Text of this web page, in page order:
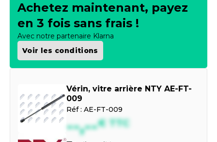
Achetez maintenant, payez
en 3 fois sans frais !
Avec notre partenaire Klarna
Voir les conditions
Vérin, vitre arrière NTY AE-FT-
009
Réf : AE-FT-009
--,--€ TTC